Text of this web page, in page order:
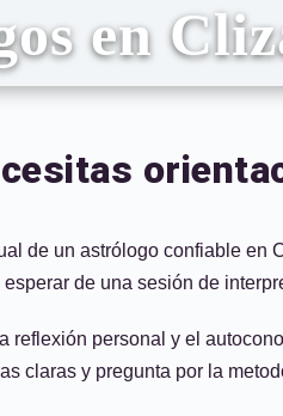
en
de un astrólogo confiable en
de una sesión de
reflexión personal y el
claras y pregunta por la